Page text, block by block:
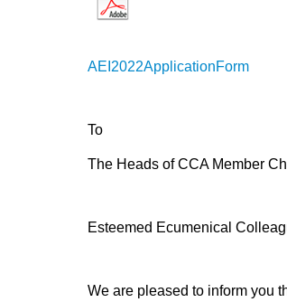
AEI2022ApplicationForm
To
The Heads of CCA Member
Esteemed Ecumenical
We are pleased to inform you